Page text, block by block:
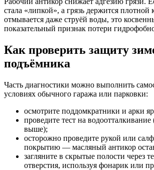
стала «липкой», а грязь держится плотной
отмывается даже струёй воды, это
показательный признак потери
Как проверить защиту
подъёмника
Часть диагностики можно выполнить
условиях обычного гаража или парковки:
осмотрите поддомкратники и арки
проведите тест на
выше);
осторожно проведите рукой или
покрытию — масляный антикор
загляните в скрытые полости через
отверстия, используя фонарик или